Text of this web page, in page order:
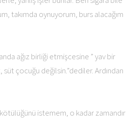
takımda oynuyorum, burs alacağım
ağız birliği etmişcesine ” yav bir
çocuğu değilsin.”dediler. Ardından
istemem, o kadar zamandır